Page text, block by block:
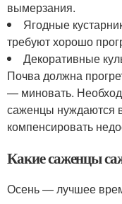
вымерзания.
Ягодные
требуют хорошо
Декоративные
Почва должна
— миновать.
саженцы нуждаются
компенсировать
Какие саженцы
Осень — лучшее